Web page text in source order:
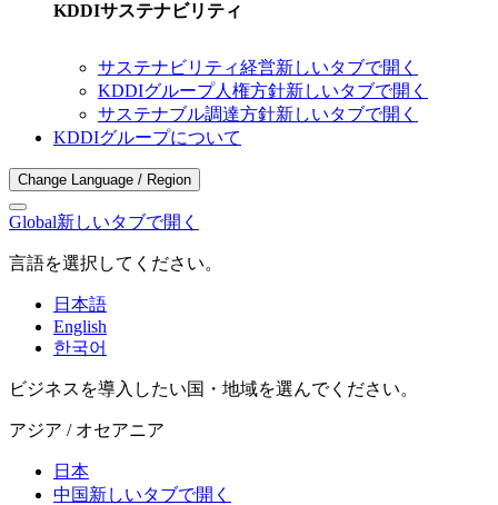
KDDIサステナビリティ
サステナビリティ経営新しいタブで開く
KDDIグループ人権方針新しいタブで開く
サステナブル調達方針新しいタブで開く
KDDIグループについて
Change Language / Region
Global新しいタブで開く
言語を選択してください。
日本語
English
한국어
ビジネスを導入したい国・地域を選んでください。
アジア / オセアニア
日本
中国新しいタブで開く